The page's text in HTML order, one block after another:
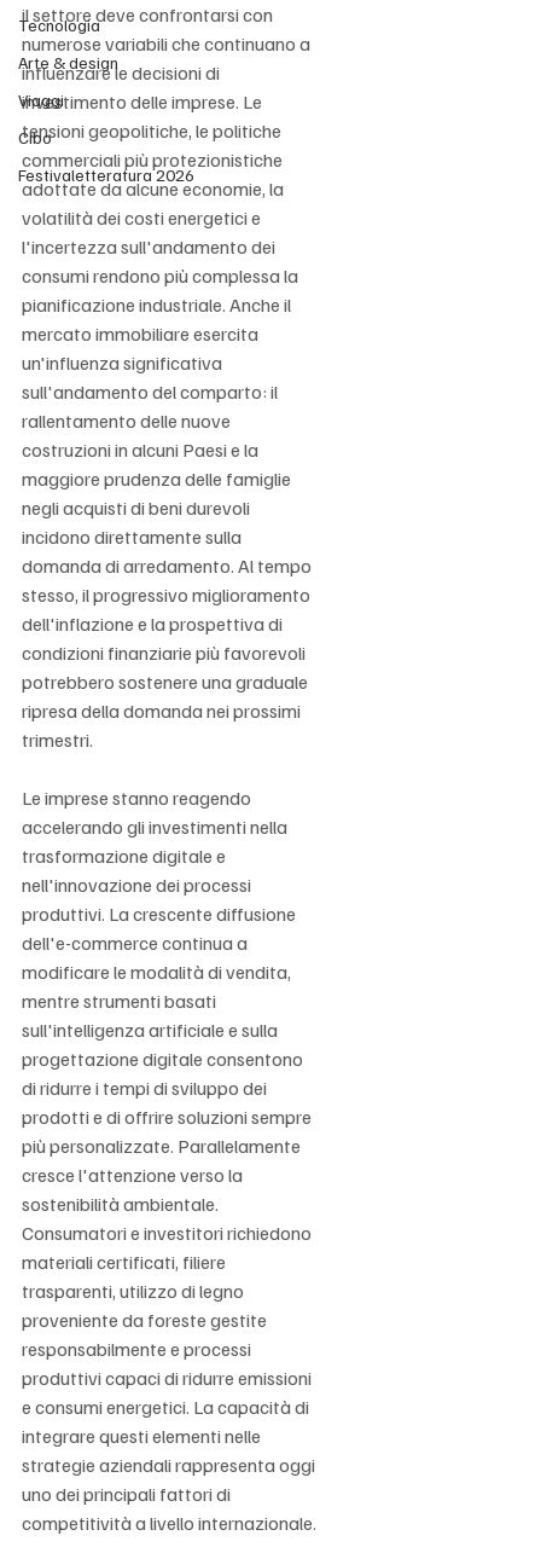
Tecnologia
Arte & design
Viaggi
Cibo
Festivaletteratura 2026
il settore deve confrontarsi con
numerose variabili che continuano a
influenzare le decisioni di
investimento delle imprese. Le
tensioni geopolitiche, le politiche
commerciali più protezionistiche
adottate da alcune economie, la
volatilità dei costi energetici e
l'incertezza sull'andamento dei
consumi rendono più complessa la
pianificazione industriale. Anche il
mercato immobiliare esercita
un'influenza significativa
sull'andamento del comparto: il
rallentamento delle nuove
costruzioni in alcuni Paesi e la
maggiore prudenza delle famiglie
negli acquisti di beni durevoli
incidono direttamente sulla
domanda di arredamento. Al tempo
stesso, il progressivo miglioramento
dell'inflazione e la prospettiva di
condizioni finanziarie più favorevoli
potrebbero sostenere una graduale
ripresa della domanda nei prossimi
trimestri.
Le imprese stanno reagendo
accelerando gli investimenti nella
trasformazione digitale e
nell'innovazione dei processi
produttivi. La crescente diffusione
dell'e-commerce continua a
modificare le modalità di vendita,
mentre strumenti basati
sull'intelligenza artificiale e sulla
progettazione digitale consentono
di ridurre i tempi di sviluppo dei
prodotti e di offrire soluzioni sempre
più personalizzate. Parallelamente
cresce l'attenzione verso la
sostenibilità ambientale.
Consumatori e investitori richiedono
materiali certificati, filiere
trasparenti, utilizzo di legno
proveniente da foreste gestite
responsabilmente e processi
produttivi capaci di ridurre emissioni
e consumi energetici. La capacità di
integrare questi elementi nelle
strategie aziendali rappresenta oggi
uno dei principali fattori di
competitività a livello internazionale.